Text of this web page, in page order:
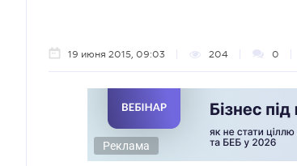
19 июня 2015, 09:03 204 0
Реклама